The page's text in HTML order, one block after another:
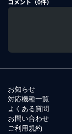
コメント（0件）
お知らせ
対応機種一覧
よくある質問
お問い合わせ
ご利用規約